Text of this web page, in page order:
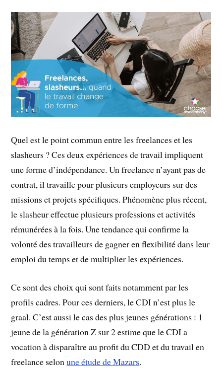
Quel est le point commun entre les freelances et les
slasheurs ? Ces deux expériences de travail impliquent
une forme d’indépendance. Un freelance n’ayant pas de
contrat, il travaille pour plusieurs employeurs sur des
missions et projets spécifiques. Phénomène plus récent,
le slasheur effectue plusieurs professions et activités
rémunérées à la fois. Une tendance qui confirme la
volonté des travailleurs de gagner en flexibilité dans leur
emploi du temps et de multiplier les expériences.
Ce sont des choix qui sont faits notamment par les
profils cadres. Pour ces derniers, le CDI n’est plus le
graal. C’est aussi le cas des plus jeunes générations : 1
jeune de la génération Z sur 2 estime que le CDI a
vocation à disparaître au profit du CDD et du travail en
freelance selonune étude de Mazars.